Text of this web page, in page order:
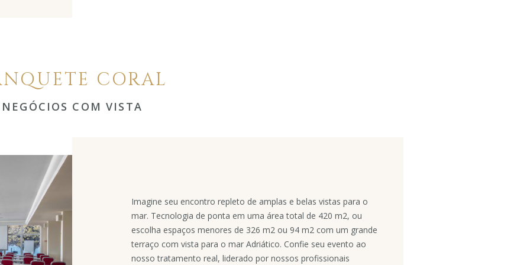
CORAL
NEGÓCIOS COM VISTA
Imagine seu encontro repleto de amplas e belas vistas para o
mar. Tecnologia de ponta em uma área total de 420 m2, ou
escolha espaços menores de 326 m2 ou 94 m2 com um grande
terraço com vista para o mar Adriático. Confie seu evento ao
nosso tratamento real, liderado por nossos profissionais